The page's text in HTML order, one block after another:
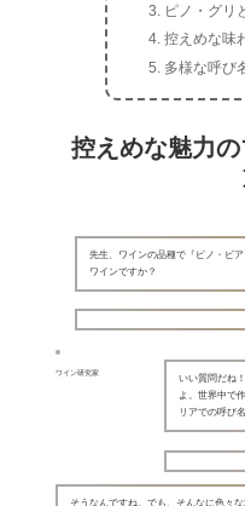
ピノ・グリ
控えめな味
多様な呼び
控えめな魅力
先生、ワインの品種で『ピノ・ビ
ワインですか？
ワイン研究家
いい質問だね
よ。世界中で
リアでの呼び
そうなんですね。でも、そんなに色々